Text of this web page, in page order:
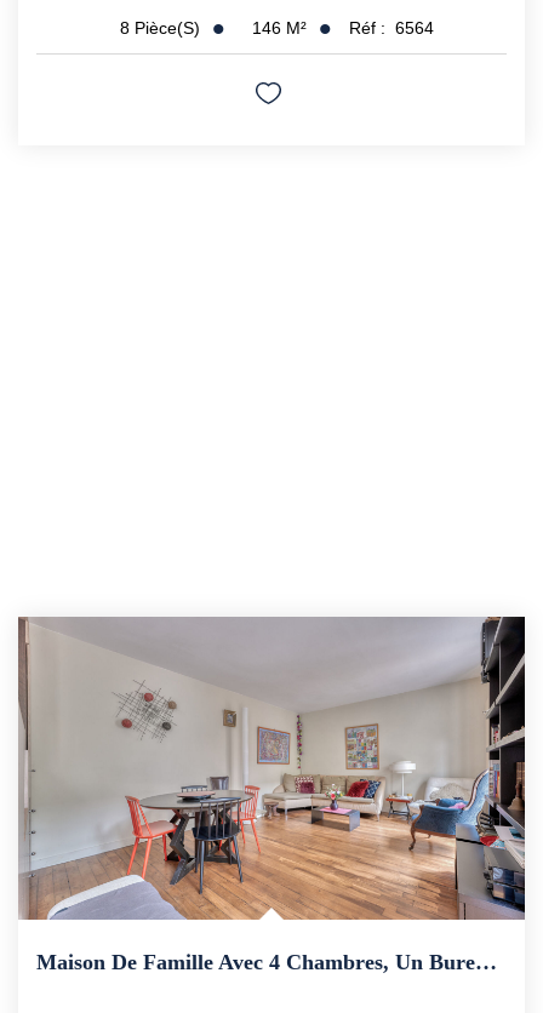
8 Pièce(s) 146 M² Réf : 6564
Maison De Famille Avec 4 Chambres, Un Bureau Et Un Jardin...